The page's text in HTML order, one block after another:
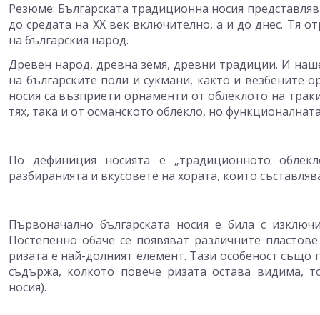
Резюме: Българската традиционна носия
до средата на ХХ век включително, а и до днес. Тя
на българския народ.
Древен народ, древна земя, древни традиции. И
на българските поли и сукмани, както и везбените
носия са възприети орнаменти от облеклото на
тях, така и от османското облекло, но
По дефиниция носията е „традиционното
разбиранията и вкусовете на хората, които
Първоначално българската носия е била с
Постепенно обаче се появяват различните
ризата е най-долният елемент. Тази особеност
съдържа, колкото повече ризата остава видима,
носия).